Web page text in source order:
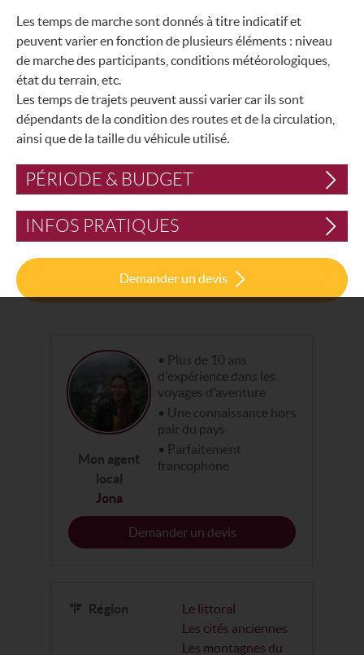
Les temps de marche sont donnés à titre indicatif et
peuvent varier en fonction de plusieurs éléments : niveau
de marche des participants, conditions météorologiques,
état du terrain, etc.
Les temps de trajets peuvent aussi varier car ils sont
dépendants de la condition des routes et de la circulation,
ainsi que de la taille du véhicule utilisé.
PÉRIODE & BUDGET
INFOS PRATIQUES
Demander un devis
Mon agent
local
Jona
Plus de 10 ans
d'expérience dans les
voyages d'aventure
Une connaissance hors
pair du pays
Parfaitement
francophone
Demander un devis
Région
Le littoral
Les cités anciennes
Les montagnes du